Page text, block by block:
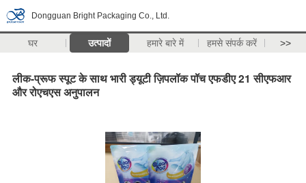
Dongguan Bright Packaging Co., Ltd.
घर उत्पादों हमारे बारे में हमसे संपर्क करें >>
लीक-प्रूफ स्पूट के साथ भारी ड्यूटी ज़िपलॉक पॉच एफडीए 21 सीएफआर
और रोएचएस अनुपालन